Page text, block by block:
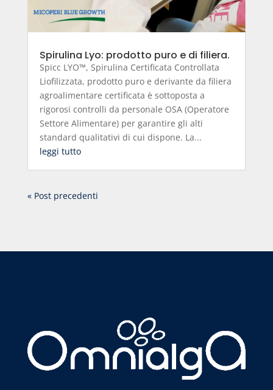
Spirulina Lyo: prodotto puro e di filiera.
Spicc LYO™, Spirulina Certificata Controllata
Liofilizzata, prodotto puro e derivante da filiera
agroalimentare certificata è sottoposta a
rigorosi controlli da personale OSA (Operatore
Settore Alimentare) per garantire gli alti
standard qualitativi di cui dispone. La...
leggi tutto
« Post precedenti